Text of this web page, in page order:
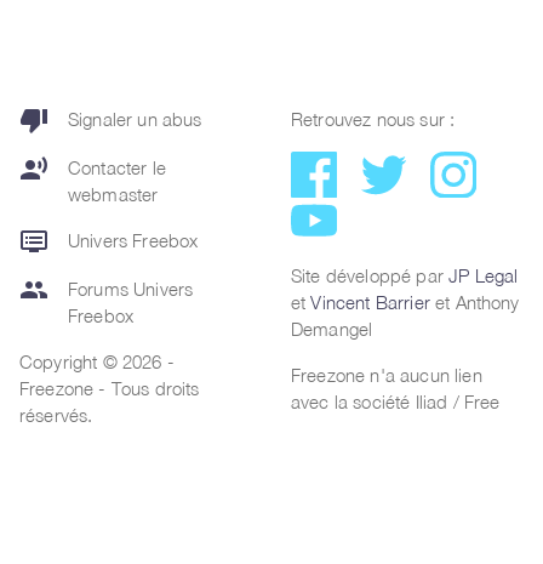
thumb_down Signaler un abus
record_voice_over
Contacter le
webmaster
dvr Univers Freebox
group
Forums Univers
Freebox
Copyright © 2026 -
Freezone - Tous droits
réservés.
Retrouvez nous sur :
Site développé parJP Legal
etVincent Barrieret Anthony
Demangel
Freezone n'a aucun lien
avec la société Iliad / Free